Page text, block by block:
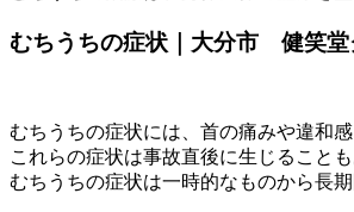
むちうちの症状｜大分市 健笑堂
むちうちの症状には、首の痛みや違和
これらの症状は事故直後に生じること
むちうちの症状は一時的なものから長